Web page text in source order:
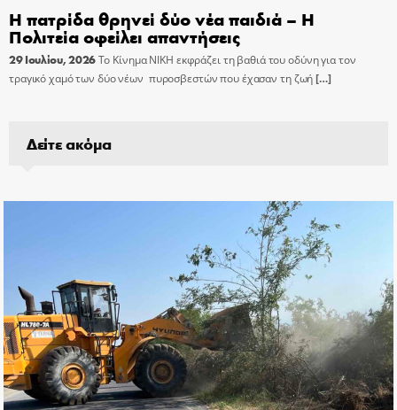
Η πατρίδα θρηνεί δύο νέα παιδιά – Η
Πολιτεία οφείλει απαντήσεις
29 Ιουλίου, 2026Το Κίνημα ΝΙΚΗ εκφράζει τη βαθιά του οδύνη για τον
τραγικό χαμό των δύο νέων πυροσβεστών που έχασαν τη ζωή[…]
Δείτε ακόμα